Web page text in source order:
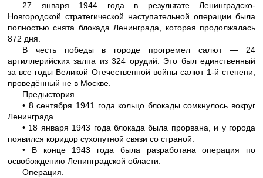
27 января 1944 года в результате Ленинградско-
Новгородской стратегической наступательной операции была
полностью снята блокада Ленинграда, которая продолжалась
872 дня.
В честь победы в городе прогремел салют — 24
артиллерийских залпа из 324 орудий. Это был единственный
за все годы Великой Отечественной войны салют 1-й степени,
проведённый не в Москве.
Предыстория.
• 8 сентября 1941 года кольцо блокады сомкнулось вокруг
Ленинграда.
• 18 января 1943 года блокада была прорвана, и у города
появился коридор сухопутной связи со страной.
• В конце 1943 года была разработана операция по
освобождению Ленинградской области.
Операция.